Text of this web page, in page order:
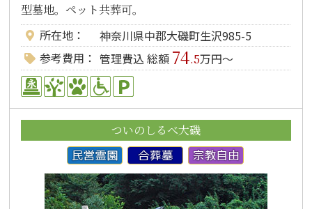
型墓地。ペット共葬可。
所在地
神奈川県中郡大磯町生沢985-5
参考費用
管理費込 総額 74.5万円～
ついのしるべ大磯